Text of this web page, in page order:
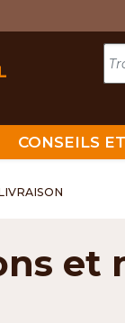
CONSEILS
et